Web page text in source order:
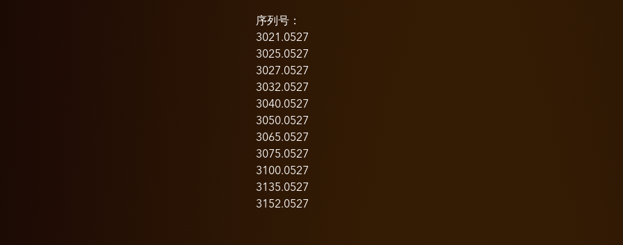
序列号：
3021.0527
3025.0527
3027.0527
3032.0527
3040.0527
3050.0527
3065.0527
3075.0527
3100.0527
3135.0527
3152.0527